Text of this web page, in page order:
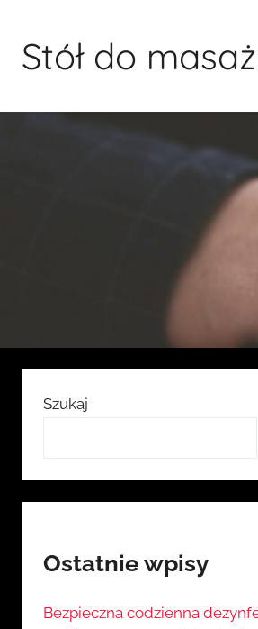
treściStół do
Szukaj
Ostatnie wpisy
Bezpieczna codzienna